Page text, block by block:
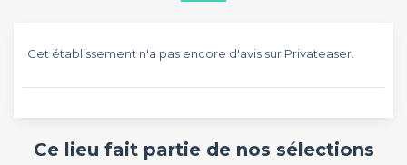
Cet établissement n'a pas encore d'avis sur Privateaser.
Ce lieu fait partie de nos sélections